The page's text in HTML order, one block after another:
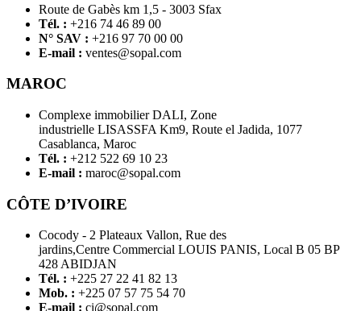
Route de Gabès km 1,5 - 3003 Sfax
Tél. : +216 74 46 89 00
N° SAV : +216 97 70 00 00
E-mail : ventes@sopal.com
MAROC
Complexe immobilier DALI, Zone
industrielle LISASSFA Km9, Route el Jadida, 1077
Casablanca, Maroc
Tél. : +212 522 69 10 23
E-mail : maroc@sopal.com
CÔTE D’IVOIRE
Cocody - 2 Plateaux Vallon, Rue des
jardins,Centre Commercial LOUIS PANIS, Local B 05 BP
428 ABIDJAN
Tél. : +225 27 22 41 82 13
Mob. : +225 07 57 75 54 70
E-mail : ci@sopal.com